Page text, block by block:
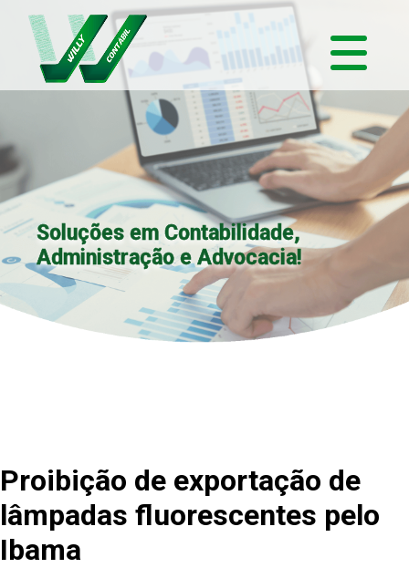
Soluções em Contabilidade,
Administração e Advocacia!
Proibição de exportação de
lâmpadas fluorescentes pelo
Ibama